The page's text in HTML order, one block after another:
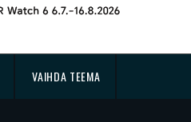
VAIHDA TEEMA